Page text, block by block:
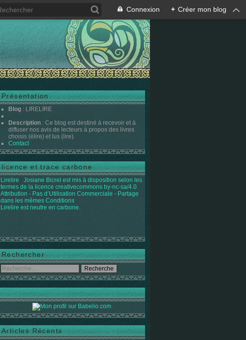
Connexion + Créer mon blog
Présentation
Blog : LIRELIRE
Description : Ce blog est destiné à recevoir et à
diffuser nos avis de lecteurs à propos des livres
choisis (élire) et lus (lire).
Contact
licence et trace carbone
Lirelire Josiane Bicrel est mis à disposition selon les
termes de la licence creativecommons by-nc-sa/4.0
Attribution - Pas d’Utilisation Commerciale - Partage
dans les mêmes Conditions
Lirelire est neutre en carbone.
Rechercher
Articles Récents